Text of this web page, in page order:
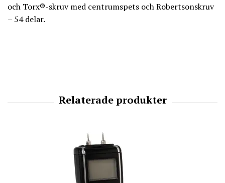
och Torx®-skruv med centrumspets och Robertsonskruv
– 54 delar.